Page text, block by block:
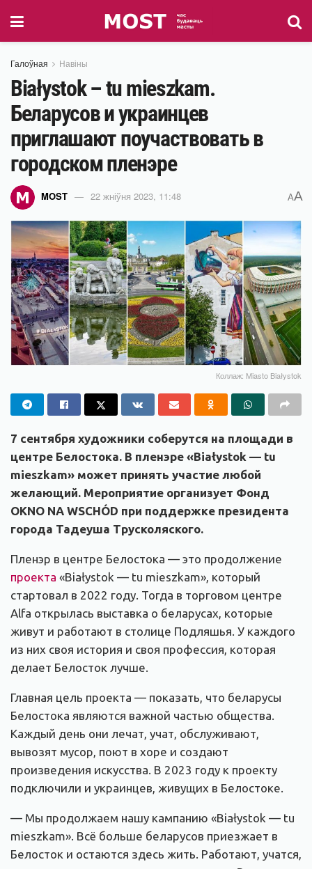
Галоўная Навіны
Białystok – tu mieszkam.
Беларусов и украинцев
приглашают поучаствовать в
городском пленэре
MOST 22 жніўня 2023, 11:48 AA
Коллаж: Miasto Białystok
7 сентября художники соберутся на площади в
центре Белостока. В пленэре «Białystok — tu
mieszkam» может принять участие любой
желающий. Мероприятие организует Фонд
OKNO NA WSCHÓD при поддержке президента
города Тадеуша Трусколяского.
Пленэр в центре Белостока — это продолжение
проекта «Białystok — tu mieszkam», который
стартовал в 2022 году. Тогда в торговом центре
Alfa открылась выставка о беларусах, которые
живут и работают в столице Подляшья. У каждого
из них своя история и своя профессия, которая
делает Белосток лучше.
Главная цель проекта — показать, что беларусы
Белостока являются важной частью общества.
Каждый день они лечат, учат, обслуживают,
вывозят мусор, поют в хоре и создают
произведения искусства. В 2023 году к проекту
подключили и украинцев, живущих в Белостоке.
— Мы продолжаем нашу кампанию «Białystok — tu
mieszkam». Всё больше беларусов приезжает в
Белосток и остаются здесь жить. Работают, учатся,